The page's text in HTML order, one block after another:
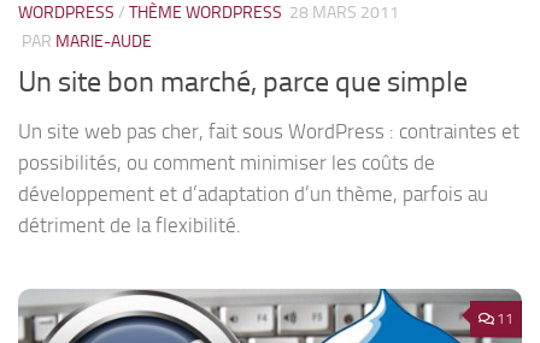
WORDPRESS / THÈME WORDPRESS 28 MARS 2011
PAR MARIE-AUDE
Un site bon marché, parce que simple
Un site web pas cher, fait sous WordPress : contraintes et
possibilités, ou comment minimiser les coûts de
développement et d’adaptation d’un thème, parfois au
détriment de la flexibilité.
11